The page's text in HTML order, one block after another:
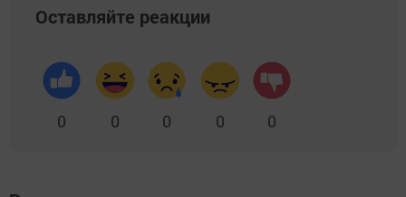
Оставляйте реакции
0 0 0 0 0